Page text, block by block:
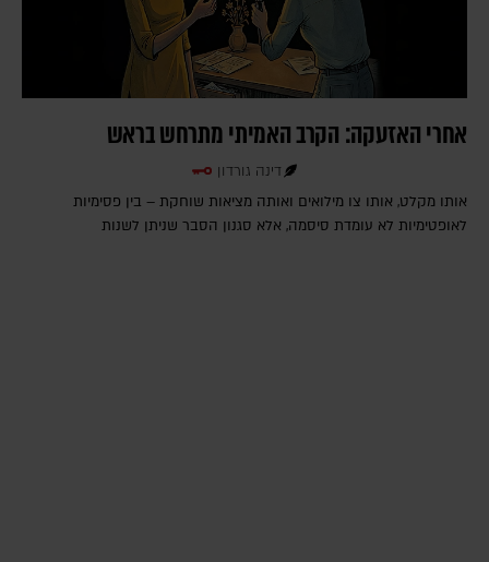
אחרי האזעקה: הקרב האמיתי מתרחש בראש
דינה גורדון
אותו מקלט, אותו צו מילואים ואותה מציאות שוחקת – בין פסימיות
לאופטימיות לא עומדת סיסמה, אלא סגנון הסבר שניתן לשנות